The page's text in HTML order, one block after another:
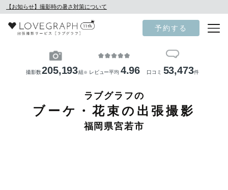
【お知らせ】撮影時の暑さ対策について
予約する
撮影数205,193組 ※ レビュー平均 4.96 口コミ 53,473件
ラブグラフの
ブーケ・花束の出張撮影
福岡県宮若市